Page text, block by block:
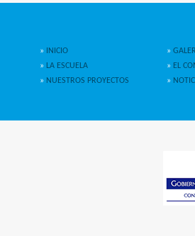
» INICIO
» LA ESCUELA
» NUESTROS PROYECTOS
»
» EL
»